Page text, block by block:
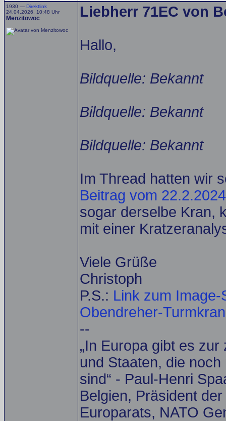
1930 — Direktlink
24.04.2026, 10:48 Uhr
Menzitowoc Liebherr 71EC von
Hallo,
Bildquelle: Bekannt
Bildquelle: Bekannt
Bildquelle: Bekannt
Im Thread hatten wir
Beitrag vom 22.2.2024
sogar derselbe Kran,
mit einer
Viele Grüße
Christoph
P.S.: Link zum
Obendreher-
--
„In Europa gibt es
und Staaten, die
sind“ - Paul-Henri
Belgien, Präsident
Europarats, NATO